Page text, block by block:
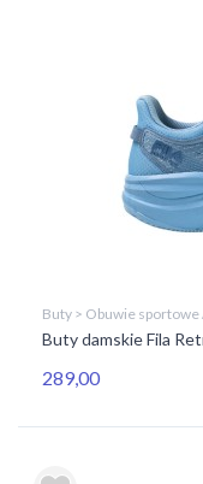
Buty > Obuwie sportowe
Buty damskie Fila
289,00